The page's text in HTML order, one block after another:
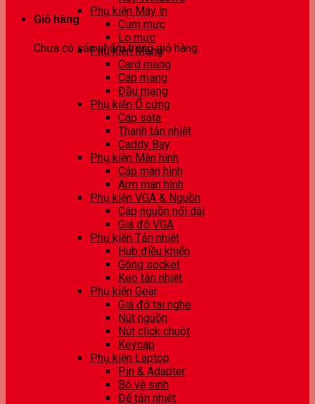
Giỏ hàng
Chưa có sản phẩm trong giỏ hàng.
Phụ kiện Máy in
Cụm mực
Lọ mực
Phụ kiện Mạng
Card mạng
Cáp mạng
Đầu mạng
Phụ kiện Ổ cứng
Cáp sata
Thanh tản nhiệt
Caddy Bay
Phụ kiện Màn hình
Cáp màn hình
Arm màn hình
Phụ kiện VGA & Nguồn
Cáp nguồn nối dài
Giá đỡ VGA
Phụ kiện Tản nhiệt
Hub điều khiển
Gông socket
Keo tản nhiệt
Phụ kiện Gear
Giá đỡ tai nghe
Nút nguồn
Nút click chuột
Keycap
Phụ kiện Laptop
Pin & Adapter
Bộ vệ sinh
Đế tản nhiệt